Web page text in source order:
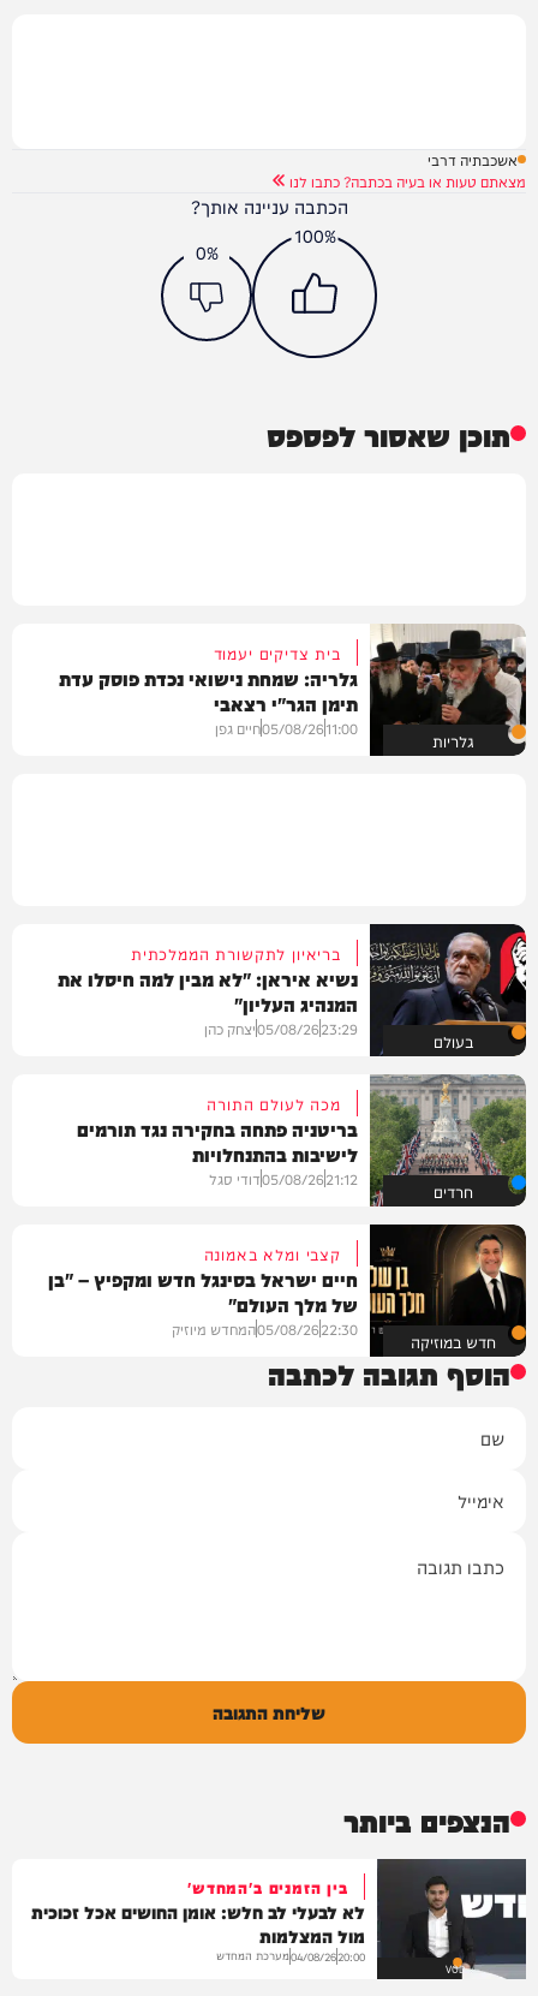
אשכבתיה דרבי
מצאתם טעות או בעיה בכתבה? כתבו לנו
הכתבה עניינה אותך?
100%
0%
תוכן שאסור לפספס
גלריות
בית צדיקים יעמוד
גלריה: שמחת נישואי נכדת פוסק עדת
תימן הגר"י רצאבי
11:00
05/08/26חיים גפן
בעולם
בריאיון לתקשורת הממלכתית
נשיא איראן: "לא מבין למה חיסלו את
המנהיג העליון"
23:29
05/08/26יצחק כהן
חרדים
מכה לעולם התורה
בריטניה פתחה בחקירה נגד תורמים
לישיבות בהתנחלויות
21:12
05/08/26דודי סגל
חדש במוזיקה
קצבי ומלא באמונה
חיים ישראל בסינגל חדש ומקפיץ – "בן
של מלך העולם"
22:30
05/08/26המחדש מיוזיק
הוסף תגובה לכתבה
שליחת התגובה
הנצפים ביותר
VOD
בין הזמנים ב'המחדש'
לא לבעלי לב חלש: אומן החושים אכל זכוכית
מול המצלמות
20:00
04/08/26מערכת המחדש